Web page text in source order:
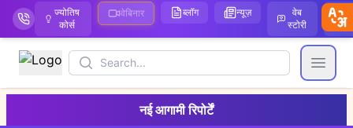
ज्योतिष
कोर्स
वेबिनार ब्लॉग न्यूज़
वेब
स्टोरी
Search
Open
नई आगामी रिपोर्टें